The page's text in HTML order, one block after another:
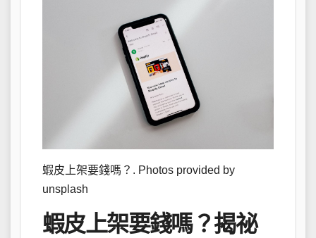
蝦皮上架要錢嗎？. Photos provided by
unsplash
蝦皮上架要錢嗎？揭祕